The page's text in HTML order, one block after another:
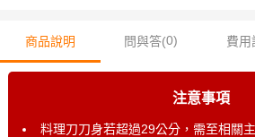
商品說明 問與答(0) 費用
注意事項
料理刀刀身若超過29公分，需至相關